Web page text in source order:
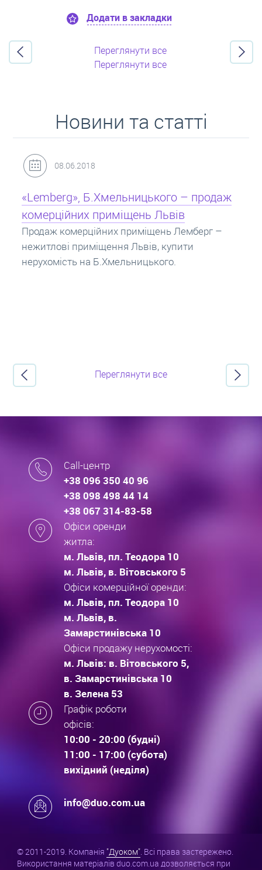
Додати в закладки
Переглянути все
Переглянути все
Новини та статті
31.05.2018
Кредит під заставу нерухомості: іпотека
Іпотека на квартиру – кредит на житло під
заставу нерухомості. Купити в іпотеку – що
потрібно знати? Консультація від Експертів
про іпотечні кредити.
Переглянути все
Call-центр
+38 096 350 40 96
+38 098 498 44 14
+38 067 314-83-58
Офіси оренди
житла:
м. Львів, пл. Теодора 10
м. Львів, в. Вітовського 5
Офіси комерційної оренди:
м. Львів, пл. Теодора 10
м. Львів, в.
Замарстинівська 10
Офіси продажу нерухомості:
м. Львів: в. Вітовського 5,
в. Замарстинівська 10
в. Зелена 53
Графік роботи
офісів:
10:00 - 20:00 (будні)
11:00 - 17:00 (субота)
вихідний (неділя)
info@duo.com.ua
© 2011-2019. Компанія "Дуоком". Всі права застережено.
Використання матеріалів duo.com.ua дозволяється при